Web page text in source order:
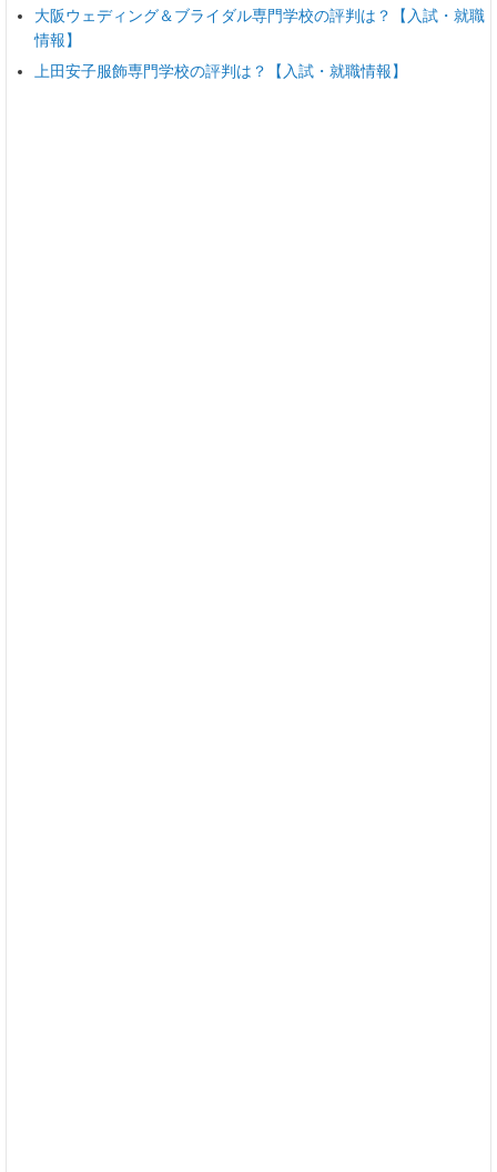
大阪ウェディング＆ブライダル専門学校の評判は？【入試・就職
情報】
上田安子服飾専門学校の評判は？【入試・就職情報】